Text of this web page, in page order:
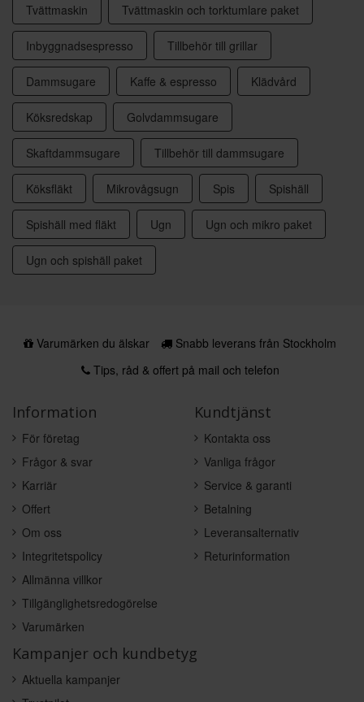
Tvättmaskin Tvättmaskin och torktumlare paket
Inbyggnadsespresso Tillbehör till grillar
Dammsugare Kaffe & espresso Klädvård
Köksredskap Golvdammsugare
Skaftdammsugare Tillbehör till dammsugare
Köksfläkt Mikrovågsugn Spis Spishäll
Spishäll med fläkt Ugn Ugn och mikro paket
Ugn och spishäll paket
Varumärken du älskar
Snabb leverans från Stockholm
Tips, råd & offert på mail och telefon
Information
För företag
Frågor & svar
Karriär
Offert
Om oss
Integritetspolicy
Allmänna villkor
Tillgänglighetsredogörelse
Varumärken
Kundtjänst
Kontakta oss
Vanliga frågor
Service & garanti
Betalning
Leveransalternativ
Returinformation
Kampanjer och kundbetyg
Aktuella kampanjer